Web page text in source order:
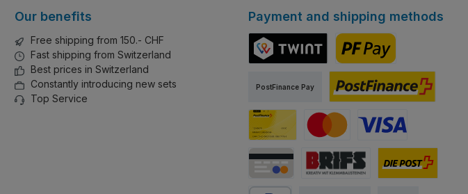
Our benefits
Free shipping from 150.- CHF
Fast shipping from Switzerland
Best prices in Switzerland
Constantly introducing new sets
Top Service
Payment and shipping methods
PostFinance Pay
PostFinance Pay